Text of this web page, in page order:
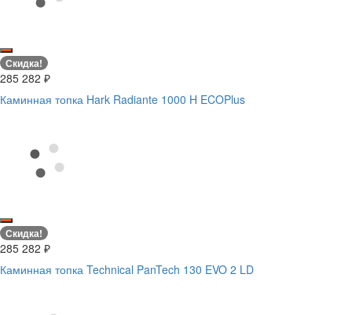
Скидка!
285 282 ₽
Каминная топка Hark Radiante 1000 H ECOPlus
Скидка!
285 282 ₽
Каминная топка Technical PanTech 130 EVO 2 LD